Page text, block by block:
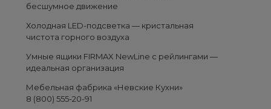
бесшумное движение
Холодная LED-подсветка — кристальная
чистота горного воздуха
Умные ящики FIRMAX NewLine с рейлингами —
идеальная организация
Мебельная фабрика «Невские Кухни»
8 (800) 555-20-91